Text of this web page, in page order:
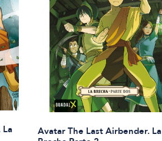
La
Avatar The Last Airbender. La